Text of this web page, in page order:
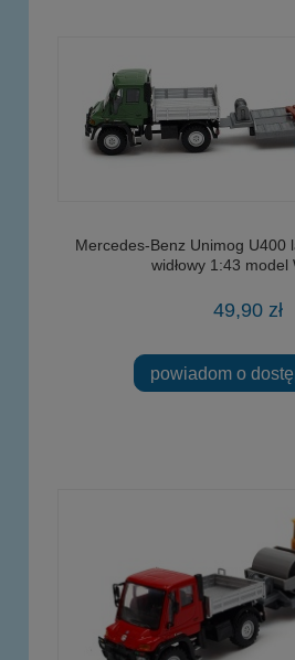
Mercedes-Benz Unimog U400
widłowy 1:43 model
49,90 zł
powiadom o